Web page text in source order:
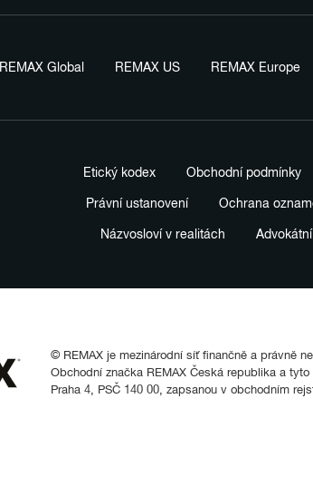
REMAX Global REMAX US REMAX Europe
Etický kodex Obchodní podmínky
Právní ustanovení Ochrana
Názvosloví v realitách
© REMAX je mezinárodní síť finančně a právně
Obchodní značka REMAX Česká republika a
Praha 4, PSČ 140 00, zapsanou v obchodním